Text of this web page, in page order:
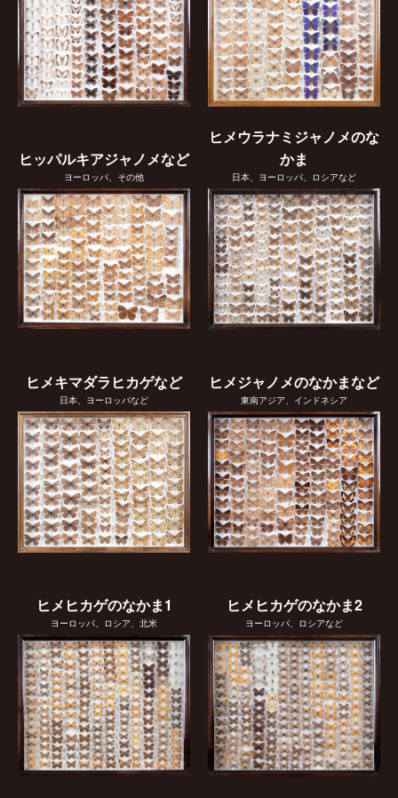
ヒッパルキアジャノメなど
ヨーロッパ、その他
ヒメウラナミジャノメのな
かま
日本、ヨーロッパ、ロシアなど
ヒメキマダラヒカゲなど
日本、ヨーロッパなど
ヒメジャノメのなかまなど
東南アジア、インドネシア
ヒメヒカゲのなかま1
ヨーロッパ、ロシア、北米
ヒメヒカゲのなかま2
ヨーロッパ、ロシアなど